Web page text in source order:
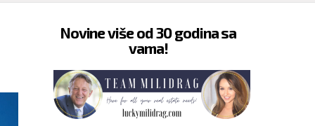
Novine više od 30 godina sa
vama!